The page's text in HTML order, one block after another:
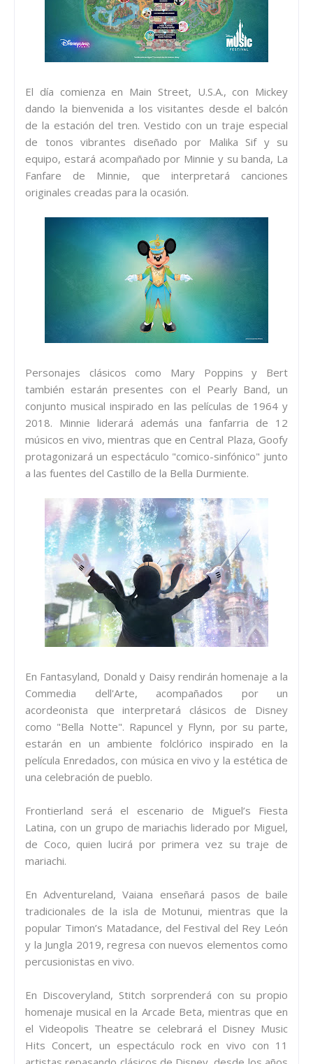
El día comienza en Main Street, U.S.A., con Mickey
dando la bienvenida a los visitantes desde el balcón
de la estación del tren. Vestido con un traje especial
de tonos vibrantes diseñado por Malika Sif y su
equipo, estará acompañado por Minnie y su banda, La
Fanfare de Minnie, que interpretará canciones
originales creadas para la ocasión.
Personajes clásicos como Mary Poppins y Bert
también estarán presentes con el Pearly Band, un
conjunto musical inspirado en las películas de 1964 y
2018. Minnie liderará además una fanfarria de 12
músicos en vivo, mientras que en Central Plaza, Goofy
protagonizará un espectáculo "comico-sinfónico" junto
a las fuentes del Castillo de la Bella Durmiente.
En Fantasyland, Donald y Daisy rendirán homenaje a la
Commedia dell'Arte, acompañados por un
acordeonista que interpretará clásicos de Disney
como "Bella Notte". Rapuncel y Flynn, por su parte,
estarán en un ambiente folclórico inspirado en la
película Enredados, con música en vivo y la estética de
una celebración de pueblo.
Frontierland será el escenario de Miguel’s Fiesta
Latina, con un grupo de mariachis liderado por Miguel,
de Coco, quien lucirá por primera vez su traje de
mariachi.
En Adventureland, Vaiana enseñará pasos de baile
tradicionales de la isla de Motunui, mientras que la
popular Timon’s Matadance, del Festival del Rey León
y la Jungla 2019, regresa con nuevos elementos como
percusionistas en vivo.
En Discoveryland, Stitch sorprenderá con su propio
homenaje musical en la Arcade Beta, mientras que en
el Videopolis Theatre se celebrará el Disney Music
Hits Concert, un espectáculo rock en vivo con 11